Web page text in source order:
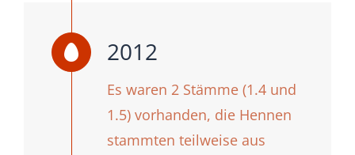
2012
Es waren 2 Stämme (1.4 und
1.5) vorhanden, die Hennen
stammten teilweise aus